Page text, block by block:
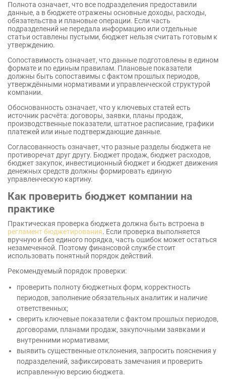
Полнота означает, что все подразделения предоставили
данные, а в бюджете отражены основные доходы, расходы,
обязательства и плановые операции. Если часть
подразделений не передала информацию или отдельные
статьи оставлены пустыми, бюджет нельзя считать готовым к
утверждению.
Сопоставимость означает, что данные подготовлены в едином
формате и по единым правилам. Плановые показатели
должны быть сопоставимы с фактом прошлых периодов,
утверждёнными нормативами и управленческой структурой
компании.
Обоснованность означает, что у ключевых статей есть
источник расчёта: договоры, заявки, планы продаж,
производственные показатели, штатное расписание, графики
платежей или иные подтверждающие данные.
Согласованность означает, что разные разделы бюджета не
противоречат друг другу. Бюджет продаж, бюджет расходов,
бюджет закупок, инвестиционный бюджет и бюджет движения
денежных средств должны формировать единую
управленческую картину.
Как проверить бюджет компании на
практике
Практическая проверка бюджета должна быть встроена в
регламент бюджетирования. Если проверка выполняется
вручную и без единого порядка, часть ошибок может остаться
незамеченной. Поэтому финансовой службе стоит
использовать понятный порядок действий.
Рекомендуемый порядок проверки:
проверить полноту бюджетных форм, корректность
периодов, заполнение обязательных аналитик и наличие
ответственных;
сверить ключевые показатели с фактом прошлых периодов,
договорами, планами продаж, закупочными заявками и
внутренними нормативами;
выявить существенные отклонения, запросить пояснения у
подразделений, зафиксировать замечания и проверить
исправленную версию бюджета.